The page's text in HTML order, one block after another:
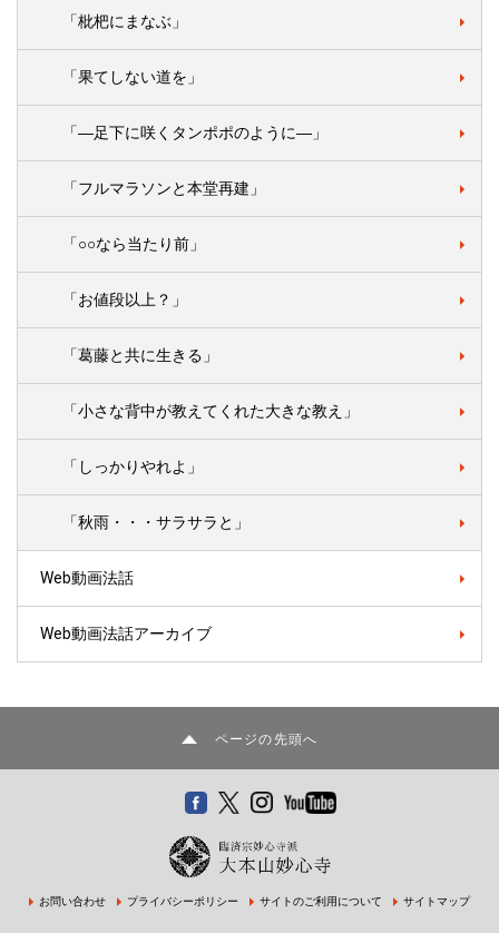
「枇杷にまなぶ」
「果てしない道を」
「―足下に咲くタンポポのように―」
「フルマラソンと本堂再建」
「○○なら当たり前」
「お値段以上？」
「葛藤と共に生きる」
「小さな背中が教えてくれた大きな教え」
「しっかりやれよ」
「秋雨・・・サラサラと」
Web動画法話
Web動画法話アーカイブ
ページの先頭へ
お問い合わせ プライバシーポリシー サイトのご利用について サイトマップ